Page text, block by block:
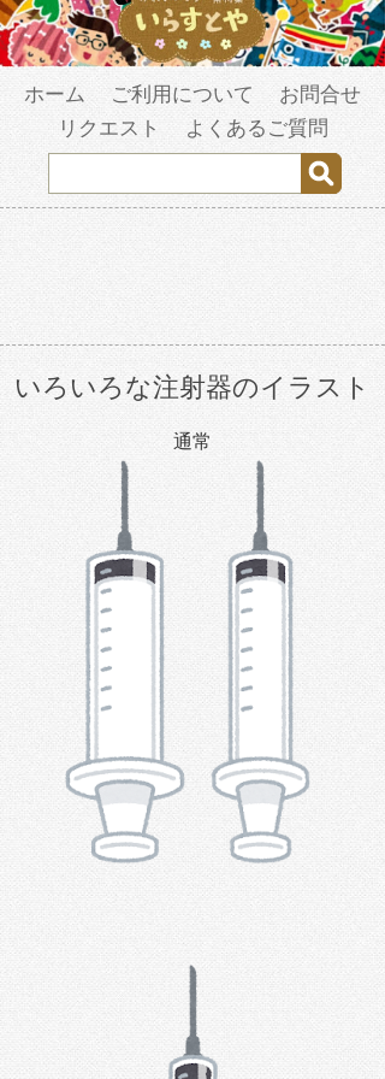
ホーム ご利用について
お問合せ
リクエスト
よくあるご質問
いろいろな注射器のイラスト
通常